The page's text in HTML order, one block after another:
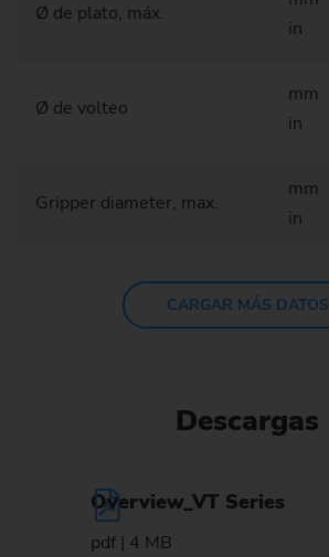
Ø de plato, máx.
in
Ø de volteo
mm
in
Gripper diameter, max.
mm
in
CARGAR MÁS DATOS
Descargas
Overview_VT Series
pdf | 4 MB